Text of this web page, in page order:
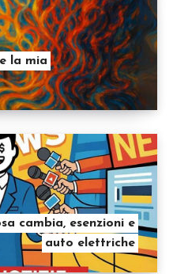
la mia
cambia, esenzioni e
auto elettriche